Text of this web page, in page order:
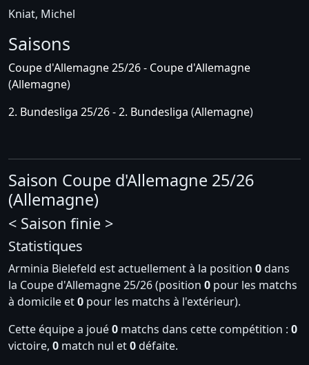
Kniat, Michel
Saisons
Coupe d'Allemagne 25/26 - Coupe d'Allemagne
(Allemagne)
2. Bundesliga 25/26 - 2. Bundesliga (Allemagne)
Saison Coupe d'Allemagne 25/26
(Allemagne)
< Saison finie >
Statistiques
Arminia Bielefeld est actuellement à la position 0dans
la Coupe d'Allemagne 25/26 (position 0 pour les matchs
à domicile et0 pour les matchs à l'extérieur).
Cette équipe a joué0 matchs dans cette compétition : 0
victoire, 0 match nul et0défaite.